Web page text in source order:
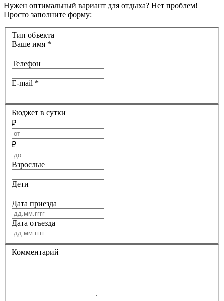
Нужен оптимальный вариант для отдыха? Нет проблем!
Просто заполните форму:
Тип объекта
Ваше имя *
Телефон
E-mail *
Бюджет в сутки
₽
₽
Взрослые
Дети
Дата приезда
Дата отъезда
Комментарий